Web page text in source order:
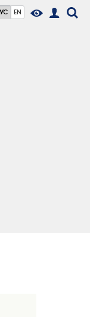
EN